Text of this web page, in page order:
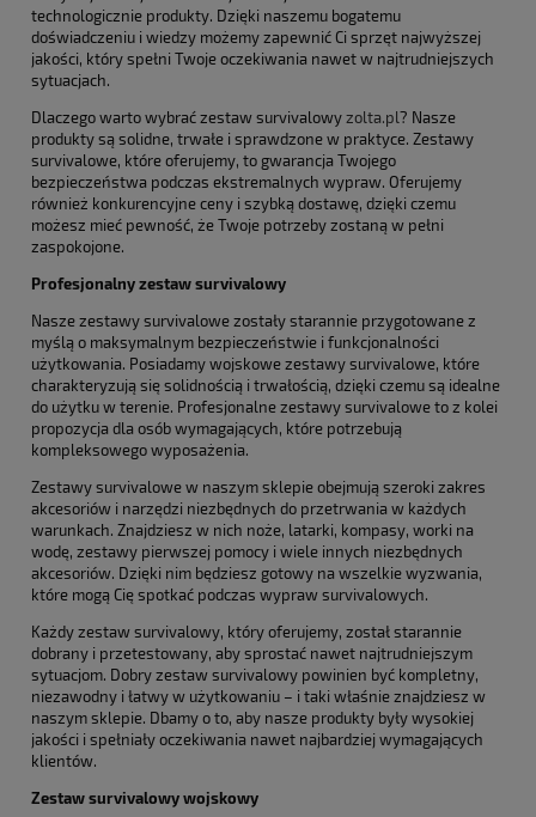
technologicznie produkty. Dzięki naszemu bogatemu
doświadczeniu i wiedzy możemy zapewnić Ci sprzęt najwyższej
jakości, który spełni Twoje oczekiwania nawet w najtrudniejszych
sytuacjach.
Dlaczego warto wybrać zestaw survivalowyzolta.pl? Nasze
produkty są solidne, trwałe i sprawdzone w praktyce. Zestawy
survivalowe, które oferujemy, to gwarancja Twojego
bezpieczeństwa podczas ekstremalnych wypraw. Oferujemy
również konkurencyjne ceny i szybką dostawę, dzięki czemu
możesz mieć pewność, że Twoje potrzeby zostaną w pełni
zaspokojone.
Profesjonalny zestaw survivalowy
Nasze zestawy survivalowe zostały starannie przygotowane z
myślą o maksymalnym bezpieczeństwie i funkcjonalności
użytkowania. Posiadamy wojskowe zestawy survivalowe, które
charakteryzują się solidnością i trwałością, dzięki czemu są idealne
do użytku w terenie. Profesjonalne zestawy survivalowe to z kolei
propozycja dla osób wymagających, które potrzebują
kompleksowego wyposażenia.
Zestawy survivalowe w naszym sklepie obejmują szeroki zakres
akcesoriów i narzędzi niezbędnych do przetrwania w każdych
warunkach. Znajdziesz w nich noże, latarki, kompasy, worki na
wodę, zestawy pierwszej pomocy i wiele innych niezbędnych
akcesoriów. Dzięki nim będziesz gotowy na wszelkie wyzwania,
które mogą Cię spotkać podczas wypraw survivalowych.
Każdy zestaw survivalowy, który oferujemy, został starannie
dobrany i przetestowany, aby sprostać nawet najtrudniejszym
sytuacjom. Dobry zestaw survivalowy powinien być kompletny,
niezawodny i łatwy w użytkowaniu – i taki właśnie znajdziesz w
naszym sklepie. Dbamy o to, aby nasze produkty były wysokiej
jakości i spełniały oczekiwania nawet najbardziej wymagających
klientów.
Zestaw survivalowy wojskowy